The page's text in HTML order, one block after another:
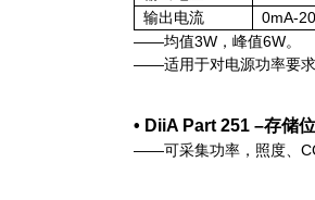
输出电流
0mA-
——均值3W，峰值6W。
——适用于对电源功率要求
• DiiA Part 251 –存储
——可采集功率，照度、